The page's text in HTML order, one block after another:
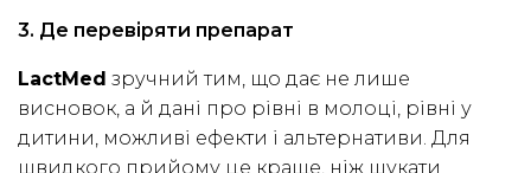
3. Де перевіряти препарат
LactMed зручний тим, що дає не лише
висновок, а й дані про рівні в молоці, рівні у
дитини, можливі ефекти і альтернативи. Для
швидкого прийому це краще, ніж шукати